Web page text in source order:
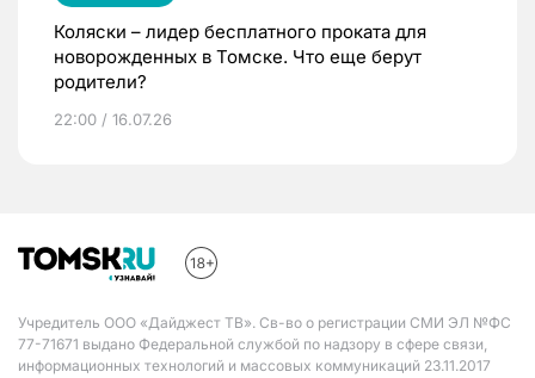
Коляски – лидер бесплатного проката для
новорожденных в Томске. Что еще берут
родители?
22:00 / 16.07.26
Учредитель ООО «Дайджест ТВ». Св-во о регистрации СМИ ЭЛ №ФС
77-71671 выдано Федеральной службой по надзору в сфере связи,
информационных технологий и массовых коммуникаций 23.11.2017